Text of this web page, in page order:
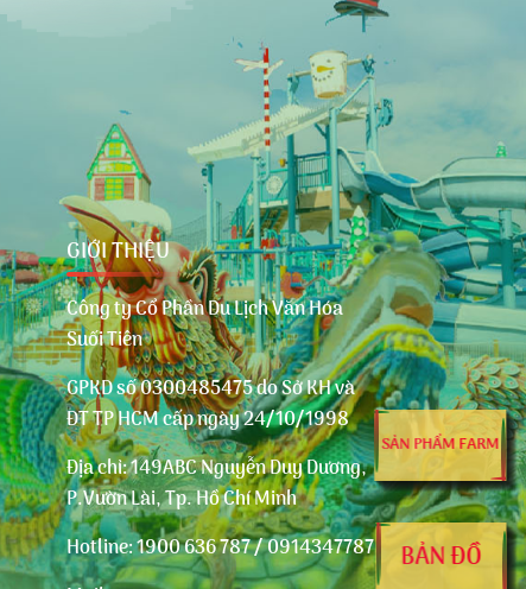
GIỚI THIỆU
Công ty Cổ Phần Du Lịch Văn Hóa
Suối Tiên
GPKD số 0300485475 do Sở KH và
ĐT TP HCM cấp ngày 24/10/1998
Địa chỉ:149ABC Nguyễn Duy Dương,
P.Vườn Lài, Tp. Hồ Chí Minh
Hotline:1900 636 787 / 0914347787
SẢN PHẨM FARM
BẢN ĐỒ